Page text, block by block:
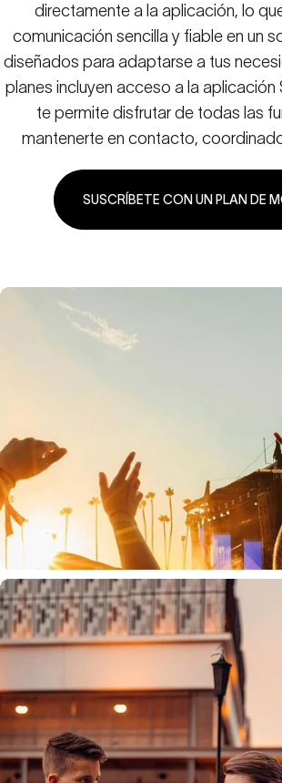
directamente a la aplicación, lo
comunicación sencilla y fiable en un
diseñados para adaptarse a tus
planes incluyen acceso a la aplicación
te permite disfrutar de todas las
mantenerte en contacto,
SUSCRÍBETE CON UN PLAN DE